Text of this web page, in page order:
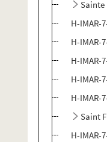
Sainte
H-IMAR-
H-IMAR-
H-IMAR-
H-IMAR-
H-IMAR-
Saint
H-IMAR-